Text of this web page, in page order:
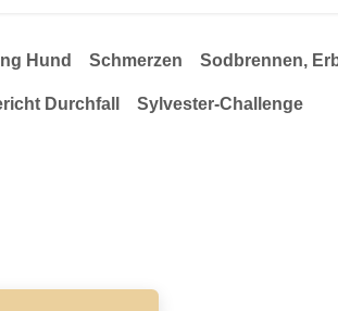
Hund Schmerzen
Durchfall Sylvester-Challenge